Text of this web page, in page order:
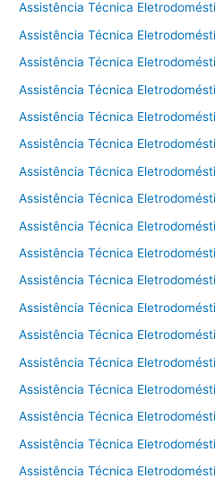
Assistência Técnica
Assistência Técnica
Assistência Técnica
Assistência Técnica
Assistência Técnica
Assistência Técnica
Assistência Técnica
Assistência Técnica
Assistência Técnica
Assistência Técnica
Assistência Técnica
Assistência Técnica
Assistência Técnica
Assistência Técnica
Assistência Técnica
Assistência Técnica
Assistência Técnica
Assistência Técnica